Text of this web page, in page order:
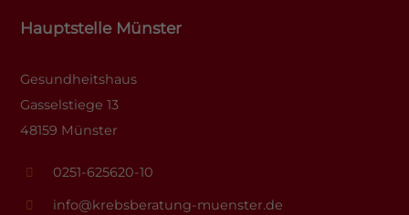
Hauptstelle Münster
Gesundheitshaus
Gasselstiege 13
48159 Münster
0251-625620-10
info@krebsberatung-muenster.de